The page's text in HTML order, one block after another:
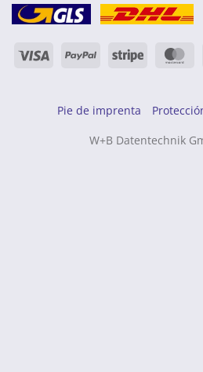
Pie de imprenta
W+B Datentechnik